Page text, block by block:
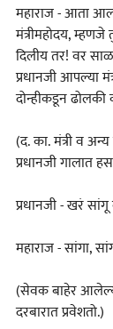
महाराज - आता
मंत्रीमहोदय,
दिलीय तर! वर
प्रधानजी आपल्या
दोन्हीकडून ढोलकी
(द. का. मंत्री व
प्रधानजी गालात
प्रधानजी - खरं
महाराज - सांगा,
(सेवक बाहेर
दरबारात प्रवेशतो.)